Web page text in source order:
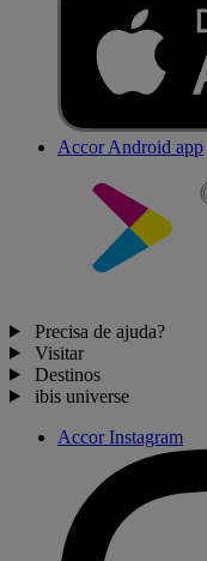
Accor Android app
Precisa de ajuda?
Visitar
Destinos
ibis universe
Accor Instagram